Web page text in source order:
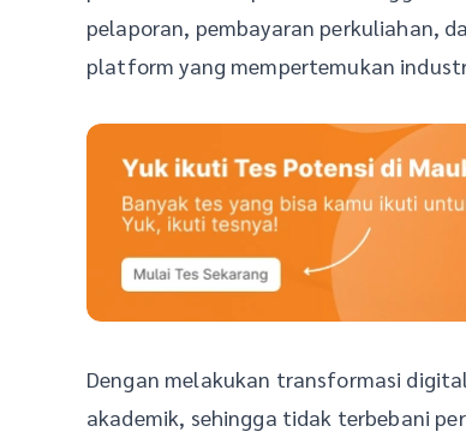
pelaporan, pembayaran perkuliahan,
platform yang mempertemukan
Dengan melakukan transformasi
akademik, sehingga tidak terbebani